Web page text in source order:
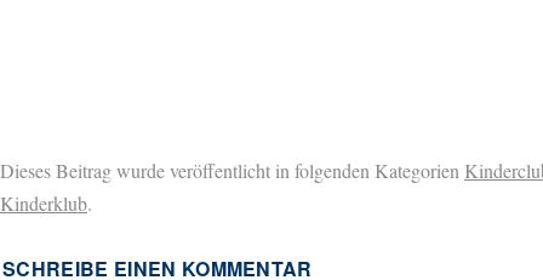
Dieses Beitrag wurde veröffentlicht in folgenden Kategorien
Kinderklub.
SCHREIBE EINEN KOMMENTAR